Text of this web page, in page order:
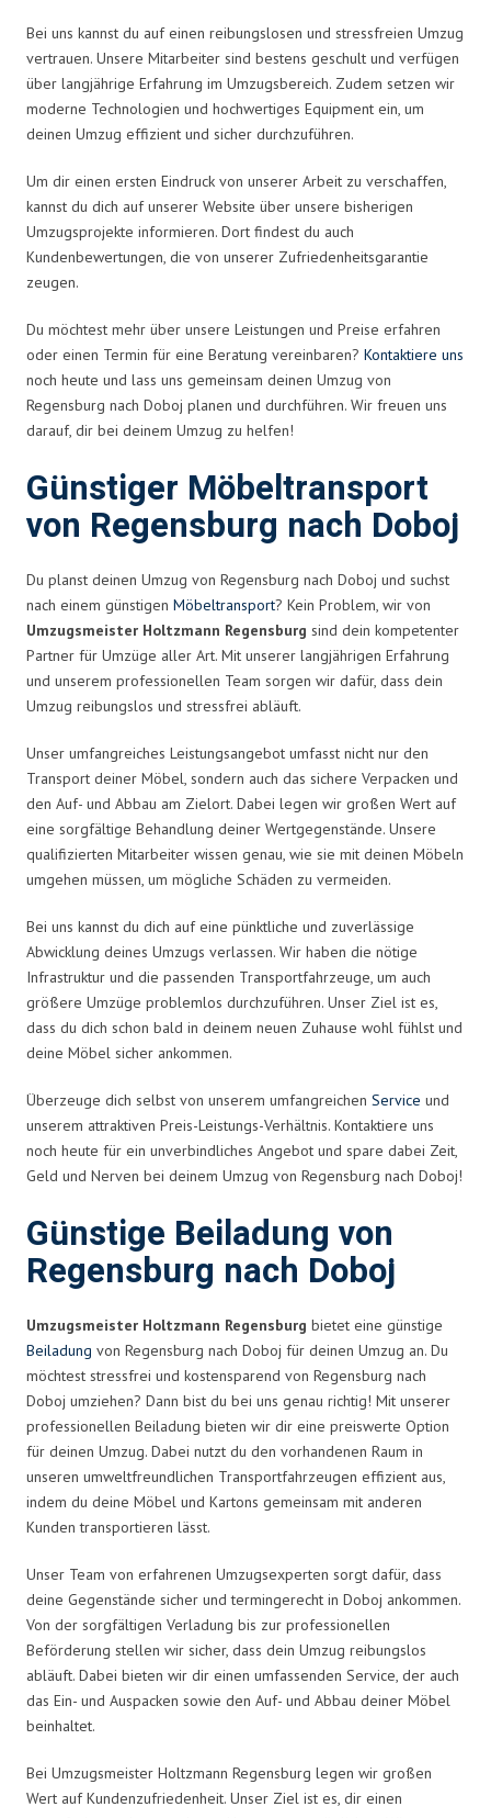
Bei uns kannst du auf einen reibungslosen und stressfreien Umzug
vertrauen. Unsere Mitarbeiter sind bestens geschult und verfügen
über langjährige Erfahrung im Umzugsbereich. Zudem setzen wir
moderne Technologien und hochwertiges Equipment ein, um
deinen Umzug effizient und sicher durchzuführen.
Um dir einen ersten Eindruck von unserer Arbeit zu verschaffen,
kannst du dich auf unserer Website über unsere bisherigen
Umzugsprojekte informieren. Dort findest du auch
Kundenbewertungen, die von unserer Zufriedenheitsgarantie
zeugen.
Du möchtest mehr über unsere Leistungen und Preise erfahren
oder einen Termin für eine Beratung vereinbaren? Kontaktiere uns
noch heute und lass uns gemeinsam deinen Umzug von
Regensburg nach Doboj planen und durchführen. Wir freuen uns
darauf, dir bei deinem Umzug zu helfen!
Günstiger Möbeltransport
von Regensburg nach Doboj
Du planst deinen Umzug von Regensburg nach Doboj und suchst
nach einem günstigen Möbeltransport? Kein Problem, wir von
Umzugsmeister Holtzmann Regensburg sind dein kompetenter
Partner für Umzüge aller Art. Mit unserer langjährigen Erfahrung
und unserem professionellen Team sorgen wir dafür, dass dein
Umzug reibungslos und stressfrei abläuft.
Unser umfangreiches Leistungsangebot umfasst nicht nur den
Transport deiner Möbel, sondern auch das sichere Verpacken und
den Auf- und Abbau am Zielort. Dabei legen wir großen Wert auf
eine sorgfältige Behandlung deiner Wertgegenstände. Unsere
qualifizierten Mitarbeiter wissen genau, wie sie mit deinen Möbeln
umgehen müssen, um mögliche Schäden zu vermeiden.
Bei uns kannst du dich auf eine pünktliche und zuverlässige
Abwicklung deines Umzugs verlassen. Wir haben die nötige
Infrastruktur und die passenden Transportfahrzeuge, um auch
größere Umzüge problemlos durchzuführen. Unser Ziel ist es,
dass du dich schon bald in deinem neuen Zuhause wohl fühlst und
deine Möbel sicher ankommen.
Überzeuge dich selbst von unserem umfangreichen Service und
unserem attraktiven Preis-Leistungs-Verhältnis. Kontaktiere uns
noch heute für ein unverbindliches Angebot und spare dabei Zeit,
Geld und Nerven bei deinem Umzug von Regensburg nach Doboj!
Günstige Beiladung von
Regensburg nach Doboj
Umzugsmeister Holtzmann Regensburg bietet eine günstige
Beiladung von Regensburg nach Doboj für deinen Umzug an. Du
möchtest stressfrei und kostensparend von Regensburg nach
Doboj umziehen? Dann bist du bei uns genau richtig! Mit unserer
professionellen Beiladung bieten wir dir eine preiswerte Option
für deinen Umzug. Dabei nutzt du den vorhandenen Raum in
unseren umweltfreundlichen Transportfahrzeugen effizient aus,
indem du deine Möbel und Kartons gemeinsam mit anderen
Kunden transportieren lässt.
Unser Team von erfahrenen Umzugsexperten sorgt dafür, dass
deine Gegenstände sicher und termingerecht in Doboj ankommen.
Von der sorgfältigen Verladung bis zur professionellen
Beförderung stellen wir sicher, dass dein Umzug reibungslos
abläuft. Dabei bieten wir dir einen umfassenden Service, der auch
das Ein- und Auspacken sowie den Auf- und Abbau deiner Möbel
beinhaltet.
Bei Umzugsmeister Holtzmann Regensburg legen wir großen
Wert auf Kundenzufriedenheit. Unser Ziel ist es, dir einen